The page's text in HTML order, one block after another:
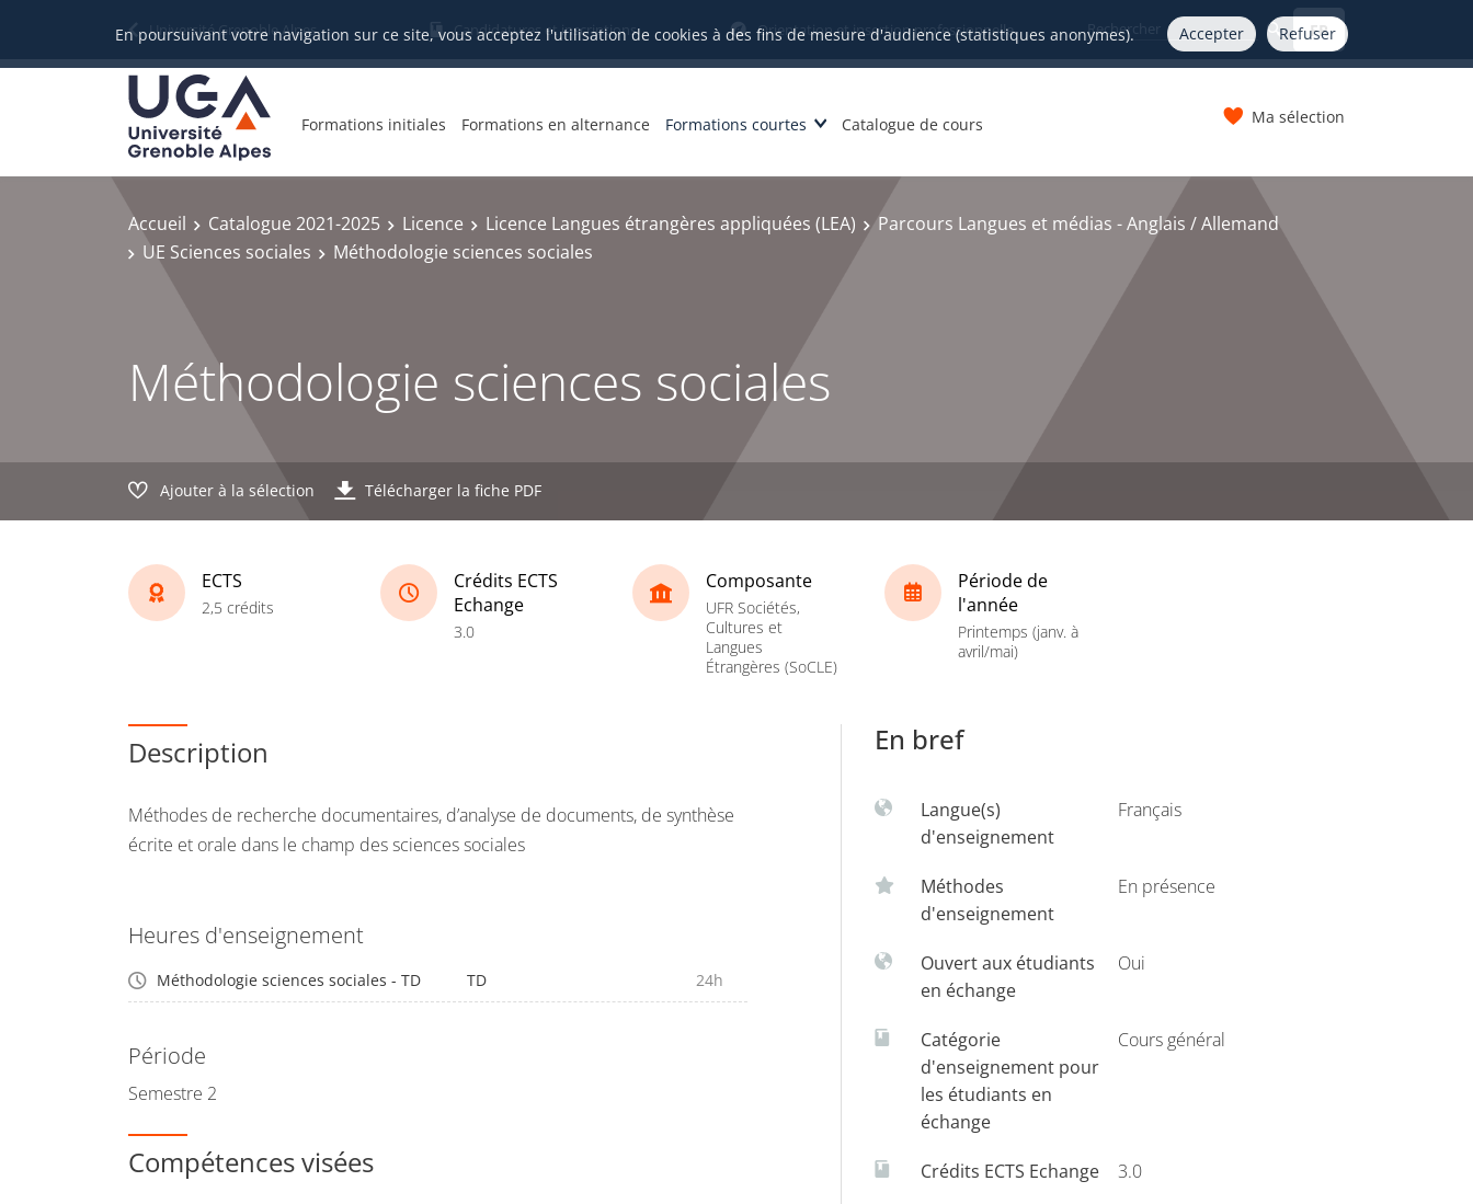
En poursuivant votre navigation sur ce site, vous acceptez l'utilisation de cookies à des fins de mesure d'audience (statistiques anonymes). Accepter Refuser
Université Grenoble Alpes Candidatures et inscriptions Orientation et insertion professionnelle FR
Formations initiales Formations en alternance Formations courtes Catalogue de cours Ma sélection
Accueil Catalogue 2021-2025 Licence Licence Langues étrangères appliquées (LEA)
Parcours Langues et médias - Anglais / Allemand
UE Sciences sociales
Méthodologie sciences sociales
Méthodologie sciences sociales
Ajouter à la sélection Télécharger la fiche PDF
ECTS
2,5 crédits
Crédits ECTS
Echange
3.0
Composante
UFR Sociétés,
Cultures et
Langues
Étrangères (SoCLE)
Période de
l'année
Printemps (janv. à
avril/mai)
Description
Méthodes de recherche documentaires, d’analyse de documents, de synthèse
écrite et orale dans le champ des sciences sociales
Heures d'enseignement
Méthodologie sciences sociales - TD TD 24h
Période
Semestre 2
Compétences visées
En bref
Langue(s)
d'enseignement
Français
Méthodes
d'enseignement
En présence
Ouvert aux étudiants
en échange
Oui
Catégorie
d'enseignement pour
les étudiants en
échange
Cours général
Crédits ECTS Echange 3.0